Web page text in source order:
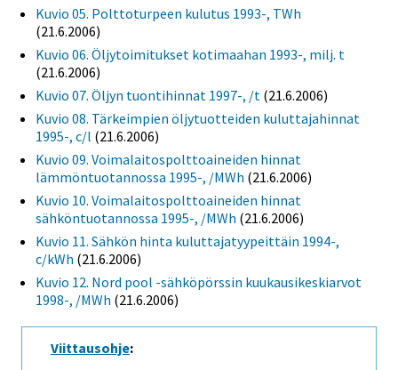
Kuvio 05. Polttoturpeen kulutus 1993-, TWh
(21.6.2006)
Kuvio 06. Öljytoimitukset kotimaahan 1993-, milj. t
(21.6.2006)
Kuvio 07. Öljyn tuontihinnat 1997-, /t (21.6.2006)
Kuvio 08. Tärkeimpien öljytuotteiden kuluttajahinnat
1995-, c/l (21.6.2006)
Kuvio 09. Voimalaitospolttoaineiden hinnat
lämmöntuotannossa 1995-, /MWh (21.6.2006)
Kuvio 10. Voimalaitospolttoaineiden hinnat
sähköntuotannossa 1995-, /MWh (21.6.2006)
Kuvio 11. Sähkön hinta kuluttajatyypeittäin 1994-,
c/kWh (21.6.2006)
Kuvio 12. Nord pool -sähköpörssin kuukausikeskiarvot
1998-, /MWh (21.6.2006)
Viittausohje: